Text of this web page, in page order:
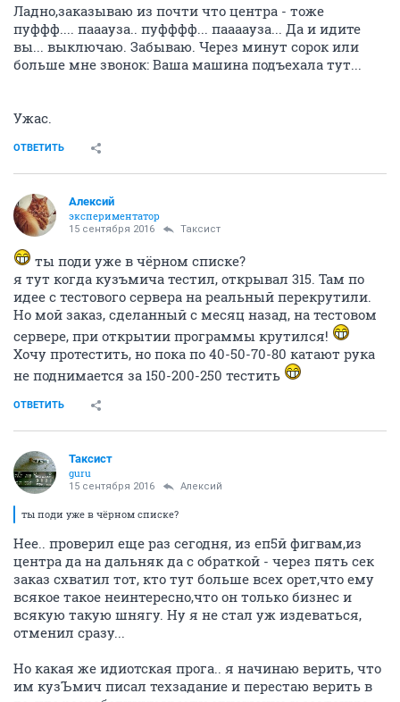
Ладно,заказываю из почти что центра - тоже
пуффф.... пааауза.. пуфффф... паааауза... Да и идите
вы... выключаю. Забываю. Через минут сорок или
больше мне звонок: Ваша машина подъехала тут...
Ужас.
ОТВЕТИТЬ
Алексий
экспериментатор
15 сентября 2016 Таксист
ты поди уже в чёрном списке?
я тут когда кузъмича тестил, открывал 315. Там по
идее с тестового сервера на реальный перекрутили.
Но мой заказ, сделанный с месяц назад, на тестовом
сервере, при открытии программы крутился!
Хочу протестить, но пока по 40-50-70-80 катают рука
не поднимается за 150-200-250 тестить
ОТВЕТИТЬ
Таксист
guru
15 сентября 2016 Алексий
ты поди уже в чёрном списке?
Нее.. проверил еще раз сегодня, из еп5й фигвам,из
центра да на дальняк да с обраткой - через пять сек
заказ схватил тот, кто тут больше всех орет,что ему
всякое такое неинтересно,что он только бизнес и
всякую такую шнягу. Ну я не стал уж издеваться,
отменил сразу...
Но какая же идиотская прога.. я начинаю верить, что
им кузЪмич писал техзадание и перестаю верить в